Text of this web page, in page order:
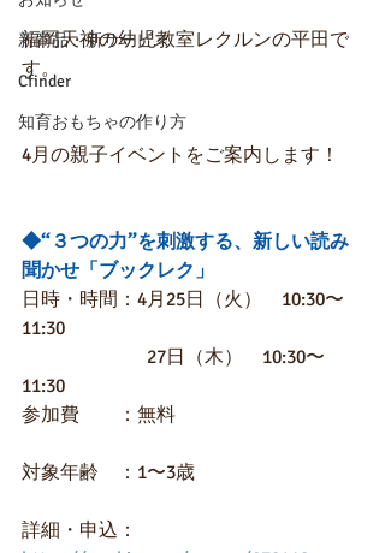
新商品・新サービス
Cfinder
知育おもちゃの作り方
福岡天神の幼児教室レクルンの平田で
す。
4月の親子イベントをご案内します！
◆“３つの力”を刺激する、新しい読み
聞かせ「ブックレク」
日時・時間：4月25日（火）　10:30〜
11:30
27日（木）　10:30〜
11:30
参加費　　：無料
対象年齢　：1〜3歳
詳細・申込：